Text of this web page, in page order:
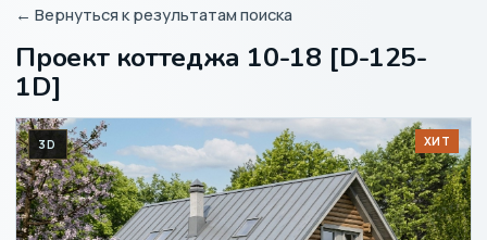
← Вернуться к результатам поиска
Проект коттеджа 10-18 [D-125-
1D]
3D ХИТ